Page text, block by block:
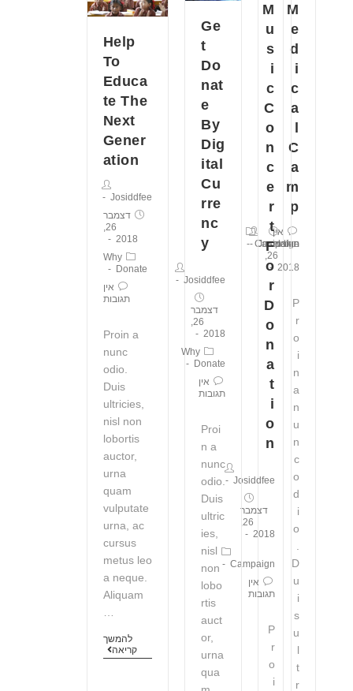
M
e
d
i
c
a
l
C
a
m
p
Josiddfee
דצמבר
2018
Campaign
אין
תגובות
P
r
o
i
n
a
n
u
n
c
o
d
i
o
D
u
i
s
u
l
t
r
M
u
s
i
c
C
o
n
c
e
r
t
F
o
r
D
o
n
a
t
i
o
n
Josiddfee
דצמבר
2018
Campaign
אין
תגובות
P
r
o
i
Ge
t
Do
nat
e
By
Dig
ital
Cu
rre
nc
y
Josiddfee
דצמבר
2018
Why
Donate
אין
תגובות
Proi
n a
nunc
odio.
Duis
ultric
ies,
nisl
non
lobo
rtis
auct
or,
urna
qua
Help
To
Educa
te The
Next
Gener
ation
Josiddfee
דצמבר
26,
2018
Why
Donate
אין
תגובות
Proin a
nunc
odio.
Duis
ultricies,
nisl non
lobortis
auctor,
urna
quam
vulputate
urna, ac
cursus
metus leo
a neque.
Aliquam
…
להמשך
קריאה